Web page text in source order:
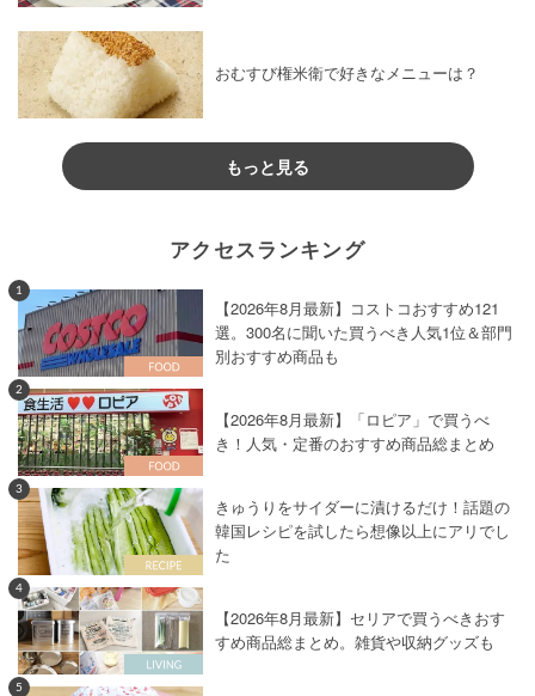
おむすび権米衛で好きなメニューは？
もっと見る
アクセスランキング
1
【2026年8月最新】コストコおすすめ121
選。300名に聞いた買うべき人気1位＆部門
別おすすめ商品も
2
【2026年8月最新】「ロピア」で買うべ
き！人気・定番のおすすめ商品総まとめ
3
きゅうりをサイダーに漬けるだけ！話題の
韓国レシピを試したら想像以上にアリでし
た
4
【2026年8月最新】セリアで買うべきおす
すめ商品総まとめ。雑貨や収納グッズも
5